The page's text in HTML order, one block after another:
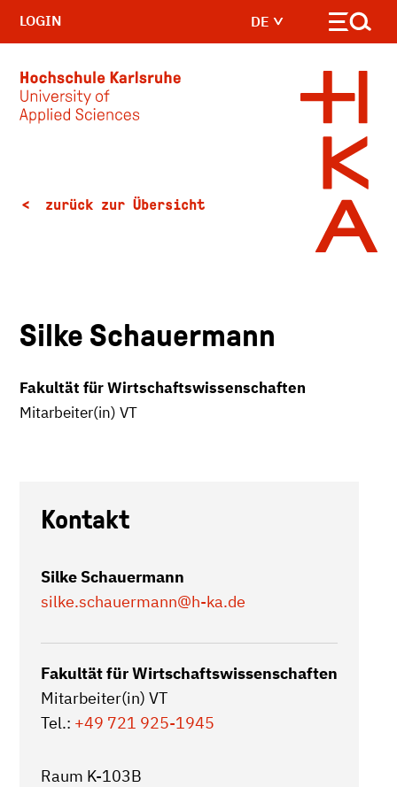
DE
LOGIN
zurück zur Übersicht
Silke Schauermann
Fakultät für Wirtschaftswissenschaften
Mitarbeiter(in) VT
Kontakt
Silke Schauermann
silke.schauermann@h-ka.de
Fakultät für Wirtschaftswissenschaften
Mitarbeiter(in) VT
Tel.: +49 721 925-1945
Raum K-103B